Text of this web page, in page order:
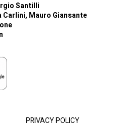
Santilli
Mauro Giansante
PRIVACY POLICY